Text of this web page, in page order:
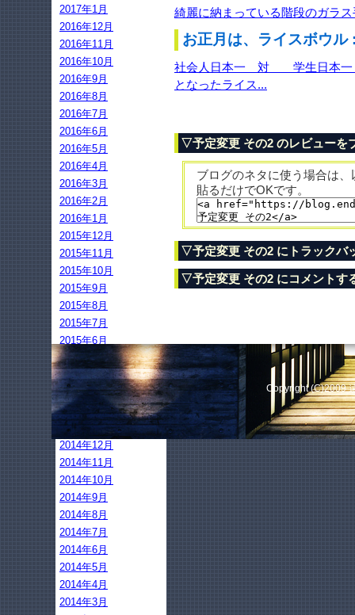
綺麗に納まっている階段のガラ
お正月は、ライスボウル
社会人日本一 対 学生日本一
となったライス...
▽予定変更 その2 のレビューを
ブログのネタに使う場合は
貼るだけでOKです。
▽予定変更 その2 にトラックバ
▽予定変更 その2 にコメントす
2017年1月
2016年12月
2016年11月
2016年10月
2016年9月
2016年8月
2016年7月
2016年6月
2016年5月
2016年4月
2016年3月
2016年2月
2016年1月
2015年12月
2015年11月
2015年10月
2015年9月
2015年8月
2015年7月
2015年6月
2015年5月
2015年4月
2015年3月
2015年2月
2015年1月
2014年12月
2014年11月
2014年10月
2014年9月
2014年8月
2014年7月
2014年6月
2014年5月
2014年4月
2014年3月
Copyright (C)2009